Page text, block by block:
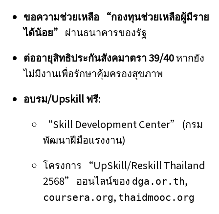
ขอความช่วยเหลือ “กองทุนช่วยเหลือผู้มีราย
ได้น้อย” ผ่านธนาคารของรัฐ
ต่ออายุสิทธิประกันสังคมาตรา 39/40หากยัง
ไม่มีงานเพื่อรักษาคุ้มครองสุขภาพ
อบรม/Upskill ฟรี:
“Skill Development Center” (กรม
พัฒนาฝีมือแรงงาน)
โครงการ “UpSkill/Reskill Thailand
2568” ออนไลน์ของ dga.or.th,
coursera.org, thaidmooc.org